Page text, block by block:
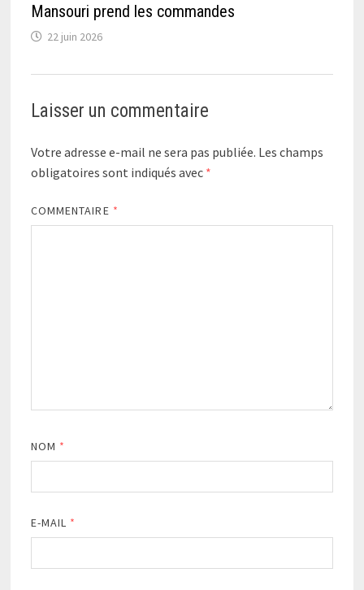
Mansouri prend les commandes
22 juin 2026
Laisser un commentaire
Votre adresse e-mail ne sera pas publiée. Les champs
obligatoires sont indiqués avec *
COMMENTAIRE *
NOM *
E-MAIL *